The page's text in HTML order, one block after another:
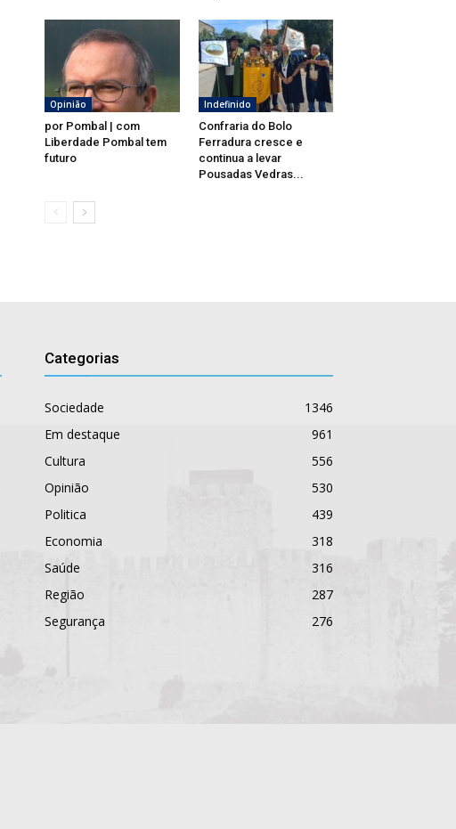
Opinião
por Pombal | com
Liberdade Pombal tem
futuro
Indefinido
Confraria do Bolo
Ferradura cresce e
continua a levar
Pousadas Vedras...
Categorias
Sociedade
1346
Em destaque
961
Cultura
556
Opinião
530
Politica
439
Economia
318
Saúde
316
Região
287
Segurança
276